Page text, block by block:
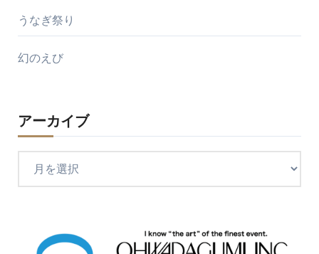
うなぎ祭り
幻のえび
アーカイブ